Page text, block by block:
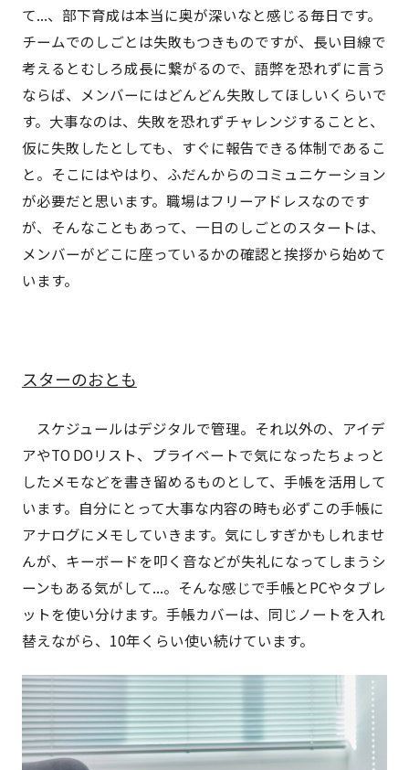
て...、部下育成は本当に奥が深いなと感じる毎日です。
チームでのしごとは失敗もつきものですが、長い目線で
考えるとむしろ成長に繋がるので、語弊を恐れずに言う
ならば、メンバーにはどんどん失敗してほしいくらいで
す。大事なのは、失敗を恐れずチャレンジすることと、
仮に失敗したとしても、すぐに報告できる体制であるこ
と。そこにはやはり、ふだんからのコミュニケーション
が必要だと思います。職場はフリーアドレスなのです
が、そんなこともあって、一日のしごとのスタートは、
メンバーがどこに座っているかの確認と挨拶から始めて
います。
スターのおとも
スケジュールはデジタルで管理。それ以外の、アイデ
アやTO DOリスト、プライベートで気になったちょっと
したメモなどを書き留めるものとして、手帳を活用して
います。自分にとって大事な内容の時も必ずこの手帳に
アナログにメモしていきます。気にしすぎかもしれませ
んが、キーボードを叩く音などが失礼になってしまうシ
ーンもある気がして...。そんな感じで手帳とPCやタブレ
ットを使い分けます。手帳カバーは、同じノートを入れ
替えながら、10年くらい使い続けています。